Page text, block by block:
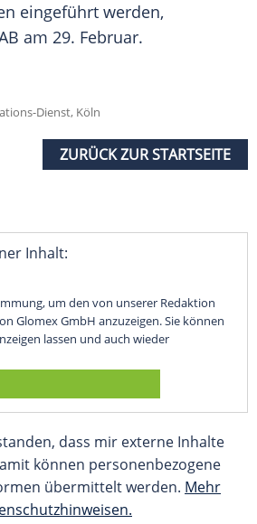
eingeführt werden,
am 29. Februar.
Dienst, Köln
ZURÜCK ZUR STARTSEITE
Inhalt:
um den von unserer Redaktion
Glomex GmbH anzuzeigen. Sie können
lassen und auch wieder
dass mir externe Inhalte
können personenbezogene
übermittelt werden. Mehr